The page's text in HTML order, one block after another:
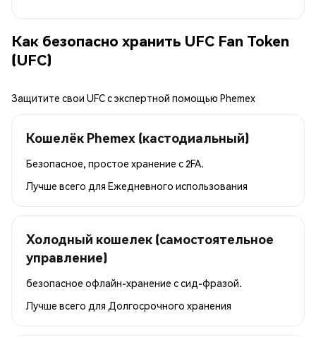
Как безопасно хранить UFC Fan Token
(UFC)
Защитите свои UFC с экспертной помощью Phemex
Кошелёк Phemex (кастодиальный)
Безопасное, простое хранение с 2FA.
Лучше всего для Ежедневного использования
Холодный кошелек (самостоятельное
управление)
безопасное офлайн-хранение с сид-фразой.
Лучше всего для Долгосрочного хранения